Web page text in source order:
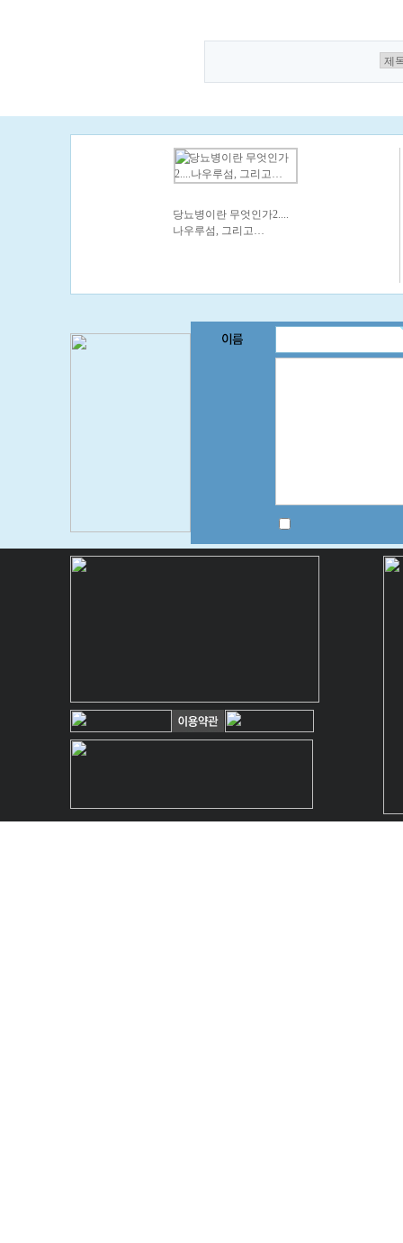
당뇨병이란 무엇인가2....
나우루섬, 그리고…